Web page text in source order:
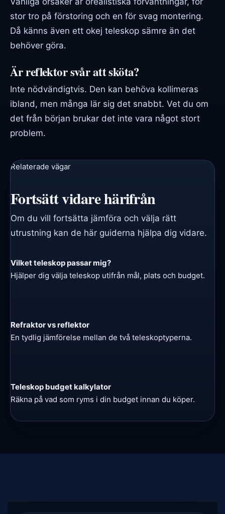
stor tro på förstoring och en för svag montering.
Då känns även ett okej teleskop sämre än det
behöver göra.
Är reflektor svår att sköta?
Inte nödvändigtvis. Den kan behöva kollimeras
ibland, men många lär sig det snabbt. Vet du om
det från början brukar det inte vara något stort
problem.
Relaterade vägar
Fortsätt vidare härifrån
Om du vill fortsätta jämföra och välja rätt
utrustning kan de här guiderna hjälpa dig vidare.
Vilket teleskop passar mig?
Hjälper dig välja teleskop utifrån mål, plats och budget.
Refraktor vs reflektor
En tydlig jämförelse mellan de två teleskoptyperna.
Teleskop budget kalkylator
Räkna på vad som ryms i din budget innan du köper.